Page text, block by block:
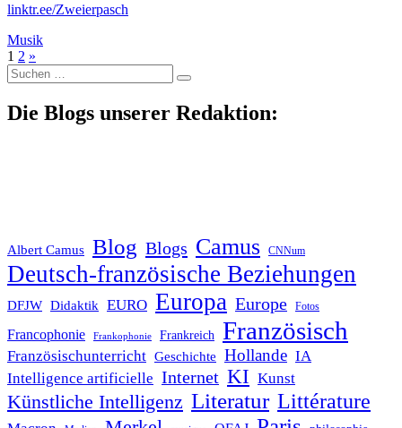
linktr.ee/Zweierpasch
Musik
1 2 »
Suche
nach:
Die Blogs unserer Redaktion:
Albert Camus Blog Blogs Camus CNNum
Deutsch-französische Beziehungen
DFJW Didaktik EURO Europa Europe Fotos
Francophonie Frankophonie Frankreich Französisch
Französischunterricht Geschichte Hollande IA
Intelligence artificielle Internet KI Kunst
Künstliche Intelligenz Literatur Littérature